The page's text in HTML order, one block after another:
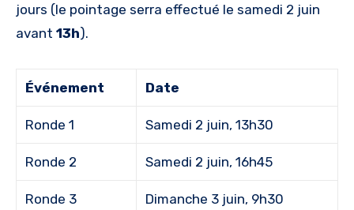
jours (le pointage serra effectué le samedi 2 juin
avant 13h).
Événement Date
Ronde 1 Samedi 2 juin, 13h30
Ronde 2 Samedi 2 juin, 16h45
Ronde 3 Dimanche 3 juin, 9h30